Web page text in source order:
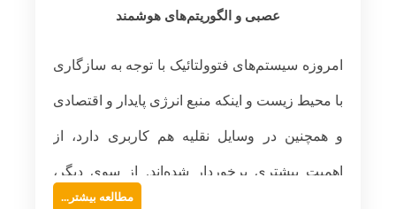
عصبی و الگوریتم‌های هوشمند
امروزه سیستم‌های فتوولتائیک با توجه به سازگاری
با محیط زیست و اینکه منبع انرژی پایدار و اقتصادی
و همچنین در وسایل نقلیه هم کاربری دارد، از
اهمیت بیشتری برخوردار شده‌اند. از سوی دیگر،
مطالعه بیشتر...